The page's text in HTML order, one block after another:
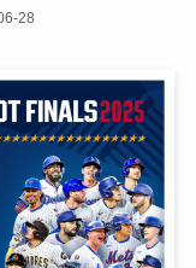
28